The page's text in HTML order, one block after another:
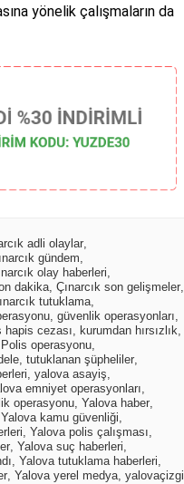
yönelik çalışmaların da
adli olaylar,
gündem,
olay haberleri,
dakika, Çınarcık son gelişmeler,
tutuklama,
, güvenlik operasyonları,
hapis cezası, kurumdan hırsızlık,
Polis operasyonu,
, tutuklanan şüpheliler,
, yalova asayiş,
emniyet operasyonları,
operasyonu, Yalova haber,
Yalova kamu güvenliği,
, Yalova polis çalışması,
, Yalova suç haberleri,
, Yalova tutuklama haberleri,
, Yalova yerel medya, yalovaçizgi